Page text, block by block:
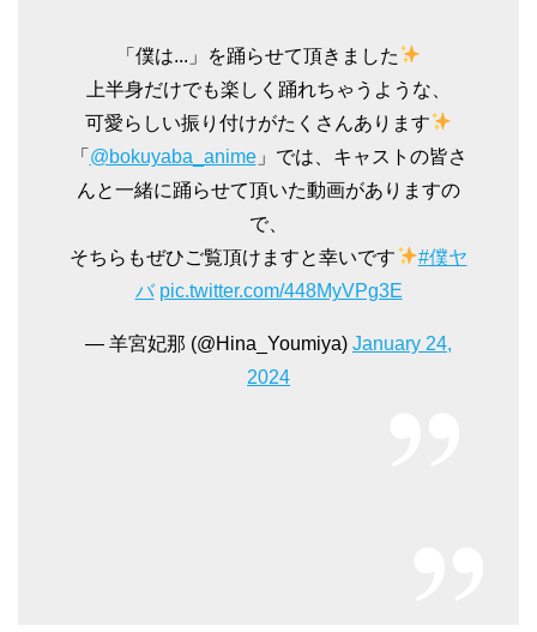
「僕は...」を踊らせて頂きました
上半身だけでも楽しく踊れちゃうような、
可愛らしい振り付けがたくさんあります
「 @bokuyaba_anime」では、キャストの皆さ
んと一緒に踊らせて頂いた動画がありますの
で、
そちらもぜひご覧頂けますと幸いです
#僕ヤ
バ pic.twitter.com/448MyVPg3E
— 羊宮妃那 (@Hina_Youmiya) January 24,
2024